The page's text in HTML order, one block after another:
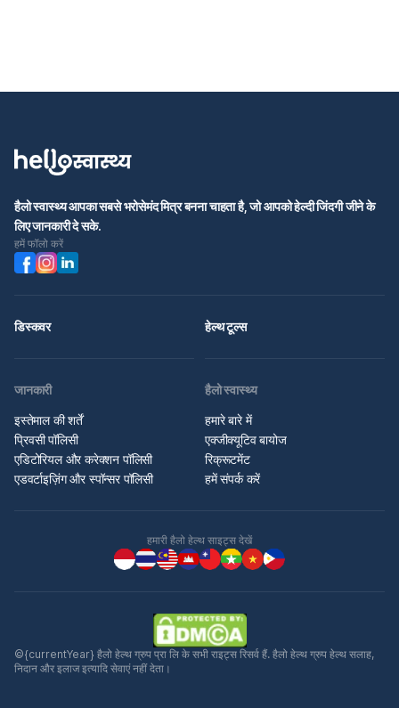
हैलो स्वास्थ्य आपका सबसे भरोसेमंद मित्र बनना चाहता है, जो आपको हेल्दी जिंदगी जीने के
लिए जानकारी दे सके.
हमें फॉलो करें
डिस्कवर हेल्थ टूल्स
जानकारी
इस्तेमाल की शर्तें
प्रिवसी पॉलिसी
एडिटोरियल और करेक्शन पॉलिसी
एडवर्टाइज़िंग और स्पॉन्सर पॉलिसी
हैलो स्वास्थ्य
हमारे बारे में
एक्जीक्यूटिव बायोज
रिक्रूटमेंट
हमें संपर्क करें
हमारी हैलो हेल्थ साइट्स देखें
©{currentYear} हैलो हेल्थ ग्रुप प्रा लि के सभी राइट्स रिसर्व हैं. हैलो हेल्थ ग्रुप हेल्थ सलाह,
निदान और इलाज इत्यादि सेवाएं नहीं देता।